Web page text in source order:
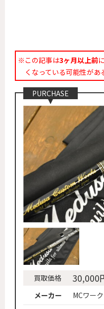
※この記事は3ヶ月以上前
くなっている可能性があ
PURCHASE
買取価格 30,000
メーカー MCワー